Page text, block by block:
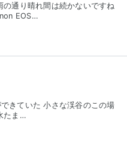
通り晴れ間は続かないですね
EOS…
きていた 小さな渓谷のこの場
たま…